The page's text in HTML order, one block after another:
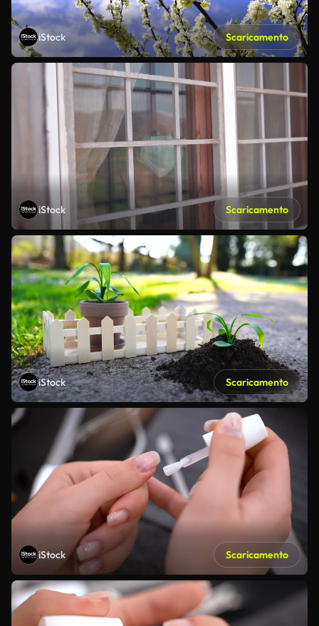
iStock Scaricamento
iStock Scaricamento
iStock Scaricamento
iStock Scaricamento